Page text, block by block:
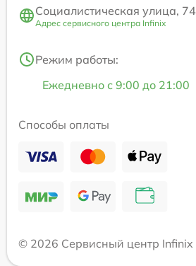
Социалистическая улица, 74
Адрес сервисного центра Infinix
Режим работы:
Ежедневно с 9:00 до 21:00
Способы оплаты
© 2026 Сервисный центр Infinix